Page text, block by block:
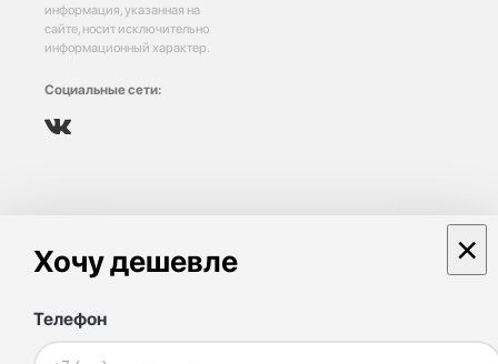
информация, указанная на
сайте, носит исключительно
информационный характер.
Социальные сети:
Хочу дешевле ×
Телефон